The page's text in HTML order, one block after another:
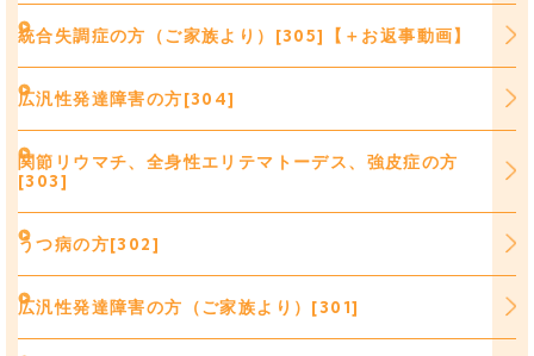
統合失調症の方（ご家族より）[305]【＋お返事動画】
広汎性発達障害の方[304]
関節リウマチ、全身性エリテマトーデス、強皮症の方
[303]
うつ病の方[302]
広汎性発達障害の方（ご家族より）[301]